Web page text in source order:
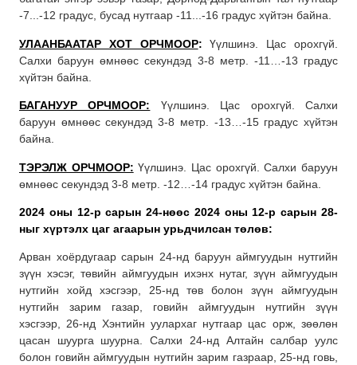
-7...-12 градус, бусад нутгаар -11...-16 градус хүйтэн байна.
УЛААНБААТАР ХОТ ОРЧМООР: Үүлшинэ. Цас орохгүй.
Салхи баруун өмнөөс секундэд 3-8 метр. -11…-13 градус
хүйтэн байна.
БАГАНУУР ОРЧМООР: Үүлшинэ. Цас орохгүй. Салхи
баруун өмнөөс секундэд 3-8 метр. -13…-15 градус хүйтэн
байна.
ТЭРЭЛЖ ОРЧМООР: Үүлшинэ. Цас орохгүй. Салхи баруун
өмнөөс секундэд 3-8 метр. -12…-14 градус хүйтэн байна.
2024 оны 12-р сарын 24-нөөс 2024 оны 12-р сарын 28-
ныг хүртэлх цаг агаарын урьдчилсан төлөв:
Арван хоёрдугаар сарын 24-нд баруун аймгуудын нутгийн
зүүн хэсэг, төвийн аймгуудын ихэнх нутаг, зүүн аймгуудын
нутгийн хойд хэсгээр, 25-нд төв болон зүүн аймгуудын
нутгийн зарим газар, говийн аймгуудын нутгийн зүүн
хэсгээр, 26-нд Хэнтийн уулархаг нутгаар цас орж, зөөлөн
цасан шуурга шуурна. Салхи 24-нд Алтайн салбар уулс
болон говийн аймгуудын нутгийн зарим газраар, 25-нд говь,